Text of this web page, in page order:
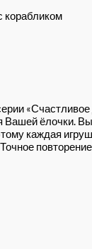
корабликом
«Счастливое
ёлочки.
каждая